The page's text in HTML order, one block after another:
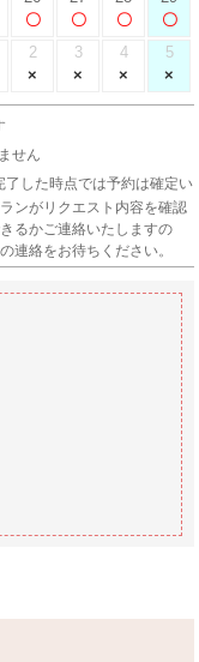
2 3 4 5
せん
了した時点では予約は確定い
ンがリクエスト内容を確認
るかご連絡いたしますの
連絡をお待ちください。